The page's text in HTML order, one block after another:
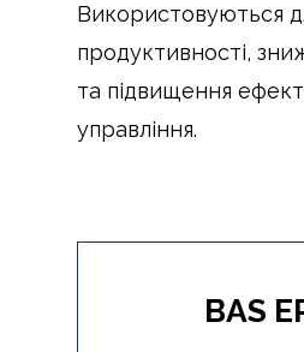
Використовуються
продуктивності,
та підвищення
управління.
BAS